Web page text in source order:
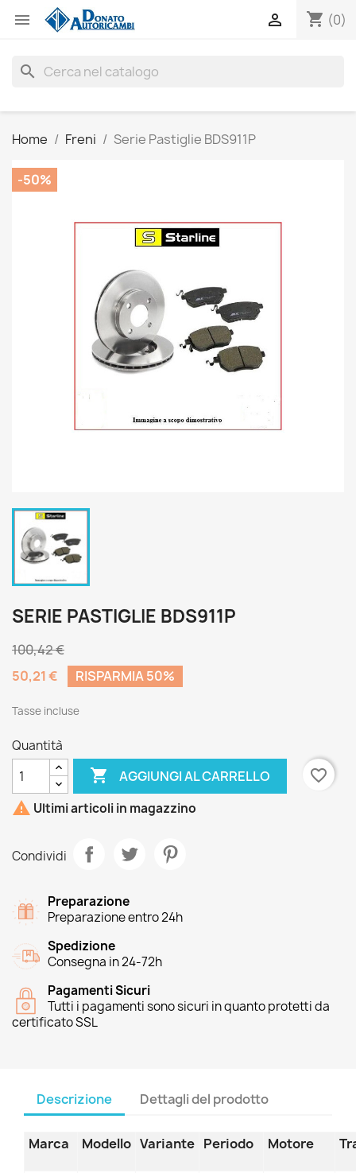
 shopping_cart (0)

search
Home Freni Serie Pastiglie BDS911P
-50%
SERIE PASTIGLIE BDS911P
100,42 €
50,21 €
RISPARMIA 50%
Tasse incluse
Quantità
 AGGIUNGI AL CARRELLO
favorite_border
 Ultimi articoli in magazzino
Condividi
Preparazione
Preparazione entro 24h
Spedizione
Consegna in 24-72h
Pagamenti Sicuri
Tutti i pagamenti sono sicuri in quanto protetti da
certificato SSL
Descrizione Dettagli del prodotto
Marca Modello Variante Periodo Motore